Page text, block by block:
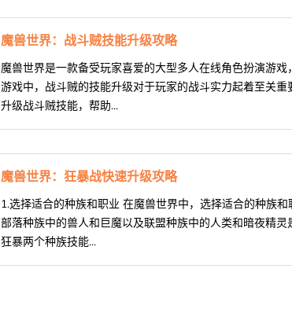
魔兽世界：战斗贼技能升级攻略
魔兽世界是一款备受玩家喜爱的大型多人在线角色扮演游
游戏中，战斗贼的技能升级对于玩家的战斗实力起着至关
升级战斗贼技能，帮助...
魔兽世界：狂暴战快速升级攻略
1.选择适合的种族和职业 在魔兽世界中，选择适合的种族和
部落种族中的兽人和巨魔以及联盟种族中的人类和暗夜精
狂暴两个种族技能...